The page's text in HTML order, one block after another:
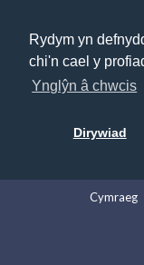
Rydym yn
chi'n cael y
Ynglŷn â chwcis
Dirywiad
Cymraeg